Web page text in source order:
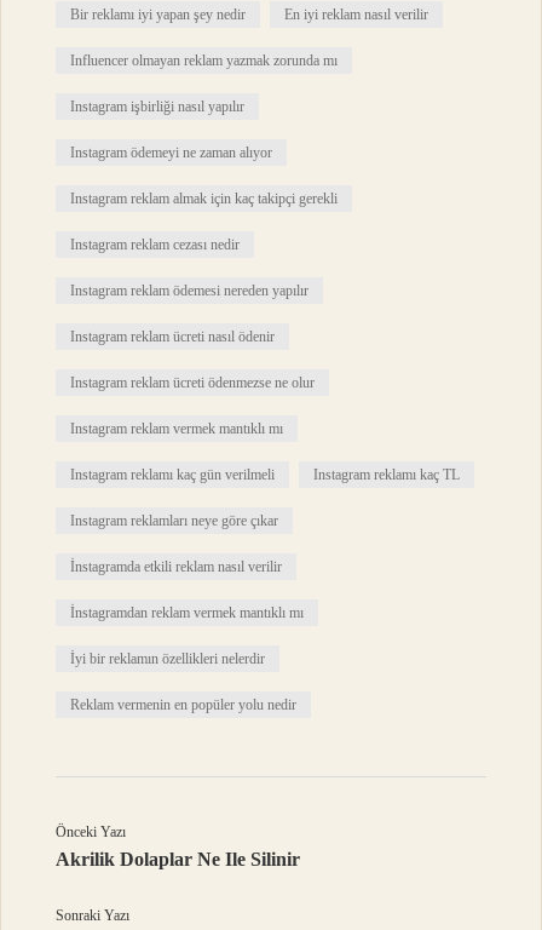
Bir reklamı iyi yapan şey nedir En iyi reklam nasıl verilir
Influencer olmayan reklam yazmak zorunda mı
Instagram işbirliği nasıl yapılır
Instagram ödemeyi ne zaman alıyor
Instagram reklam almak için kaç takipçi gerekli
Instagram reklam cezası nedir
Instagram reklam ödemesi nereden yapılır
Instagram reklam ücreti nasıl ödenir
Instagram reklam ücreti ödenmezse ne olur
Instagram reklam vermek mantıklı mı
Instagram reklamı kaç gün verilmeli Instagram reklamı kaç TL
Instagram reklamları neye göre çıkar
İnstagramda etkili reklam nasıl verilir
İnstagramdan reklam vermek mantıklı mı
İyi bir reklamın özellikleri nelerdir
Reklam vermenin en popüler yolu nedir
Önceki Yazı
Akrilik Dolaplar Ne Ile Silinir
Sonraki Yazı